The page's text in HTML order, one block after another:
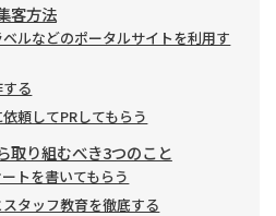
客方法
ルなどのポータルサイトを利用す
る
頼してPRしてもらう
取り組むべき3つのこと
トを書いてもらう
タッフ教育を徹底する